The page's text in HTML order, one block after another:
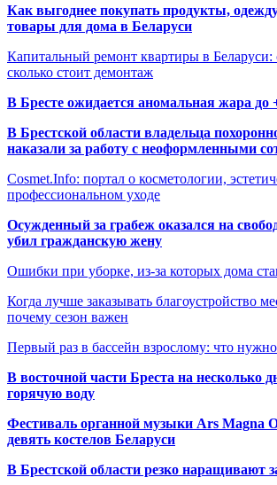
Как выгоднее покупать продукты,
товары для дома в Беларуси
Капитальный ремонт квартиры в Беларуси:
сколько стоит демонтаж
В Бресте ожидается аномальная жара до
В Брестской области владельца
наказали за работу с неоформленными
Cosmet.Info: портал о косметологии,
профессиональном уходе
Осужденный за грабеж оказался на
убил гражданскую жену
Ошибки при уборке, из-за которых дома
Когда лучше заказывать благоустройство
почему сезон важен
Первый раз в бассейн взрослому: что нужно
В восточной части Бреста на несколько
горячую воду
Фестиваль органной музыки Ars Magna
девять костелов Беларуси
В Брестской области резко наращивают